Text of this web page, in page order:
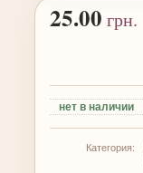
25.00 грн.
нет в наличии
Категория: